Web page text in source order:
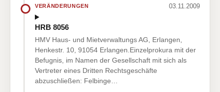
VERÄNDERUNGEN 03.11.2009
HRB 8056
HMV Haus- und Mietverwaltungs AG, Erlangen,
Henkestr. 10, 91054 Erlangen.Einzelprokura mit der
Befugnis, im Namen der Gesellschaft mit sich als
Vertreter eines Dritten Rechtsgeschäfte
abzuschließen: Felbinge…